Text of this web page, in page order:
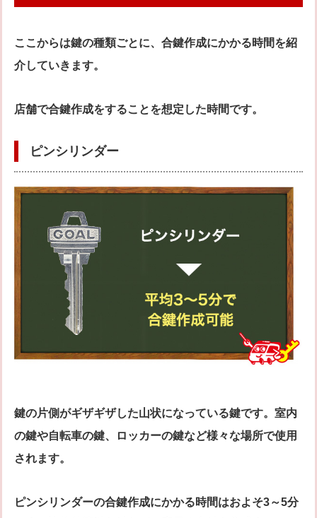
ここからは鍵の種類ごとに、合鍵作成にかかる時間を紹
介していきます。
店舗で合鍵作成をすることを想定した時間です。
ピンシリンダー
鍵の片側がギザギザした山状になっている鍵です。室内
の鍵や自転車の鍵、ロッカーの鍵など様々な場所で使用
されます。
ピンシリンダーの合鍵作成にかかる時間はおよそ3～5分